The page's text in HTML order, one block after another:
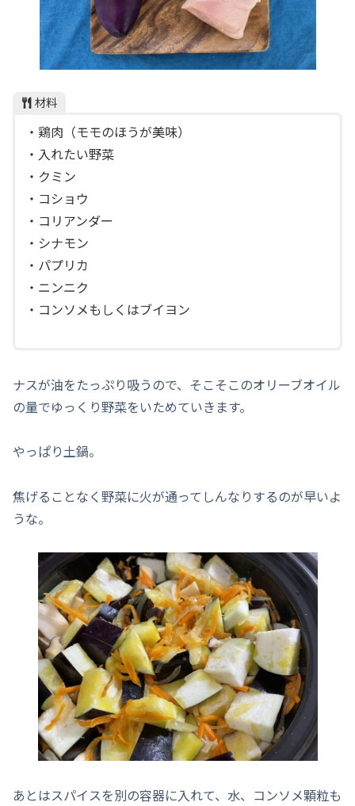
材料
・鶏肉（モモのほうが美味）
・入れたい野菜
・クミン
・コショウ
・コリアンダー
・シナモン
・パプリカ
・ニンニク
・コンソメもしくはブイヨン
ナスが油をたっぷり吸うので、そこそこのオリーブオイル
の量でゆっくり野菜をいためていきます。
やっぱり土鍋。
焦げることなく野菜に火が通ってしんなりするのが早いよ
うな。
あとはスパイスを別の容器に入れて、水、コンソメ顆粒も